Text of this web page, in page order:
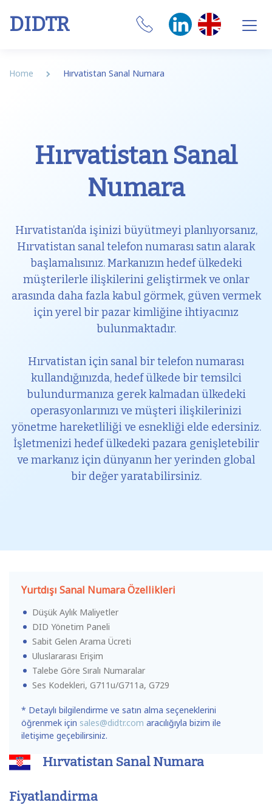
DIDTR
CRM Integrations
Features
Internet
Home Hırvatistan Sanal Numara
Hırvatistan Sanal
Numara
Hırvatistan’da işinizi büyütmeyi planlıyorsanız,
Hırvatistan sanal telefon numarası satın alarak
başlamalısınız. Markanızın hedef ülkedeki
müşterilerle ilişkilerini geliştirmek ve onlar
arasında daha fazla kabul görmek, güven vermek
için yerel bir pazar kimliğine ihtiyacınız
bulunmaktadır.
Hırvatistan için sanal bir telefon numarası
kullandığınızda, hedef ülkede bir temsilci
bulundurmanıza gerek kalmadan ülkedeki
operasyonlarınızı ve müşteri ilişkilerinizi
yönetme hareketliliği ve esnekliği elde edersiniz.
İşletmenizi hedef ülkedeki pazara genişletebilir
ve markanız için dünyanın her yerinden global
bir değer yaratabilirsiniz.
Yurtdışı Sanal Numara Özellikleri
Düşük Aylık Maliyetler
DID Yönetim Paneli
Sabit Gelen Arama Ücreti
Uluslararası Erişim
Talebe Göre Sıralı Numaralar
Ses Kodekleri, G711u/G711a, G729
* Detaylı bilgilendirme ve satın alma seçeneklerini
öğrenmek için sales@didtr.com aracılığıyla bizim ile
iletişime geçebilirsiniz.
Hırvatistan Sanal Numara
Fiyatlandirma